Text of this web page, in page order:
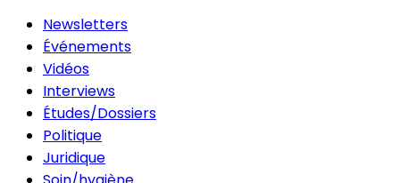
Newsletters
Événements
Vidéos
Interviews
Études/Dossiers
Politique
Juridique